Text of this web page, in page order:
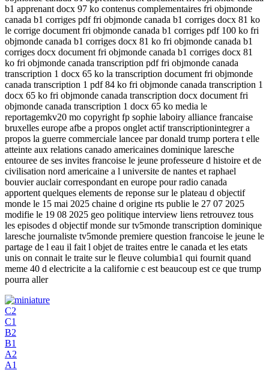
b1 apprenant docx 97 ko contenus complementaires fri objmonde
canada b1 corriges pdf fri objmonde canada b1 corriges docx 81 ko
le corrige document fri objmonde canada b1 corriges pdf 100 ko fri
objmonde canada b1 corriges docx 81 ko fri objmonde canada b1
corriges docx document fri objmonde canada b1 corriges docx 81
ko fri objmonde canada transcription pdf fri objmonde canada
transcription 1 docx 65 ko la transcription document fri objmonde
canada transcription 1 pdf 84 ko fri objmonde canada transcription 1
docx 65 ko fri objmonde canada transcription docx document fri
objmonde canada transcription 1 docx 65 ko media le
reportagemkv20 mo copyright fp sophie laboiry alliance francaise
bruxelles europe afbe a propos onglet actif transcriptionintegrer a
propos la guerre commerciale lancee par donald trump portera t elle
atteinte aux relations canado americaines dominique laresche
entouree de ses invites francoise le jeune professeure d histoire et de
civilisation nord americaine a l universite de nantes et raphael
bouvier auclair correspondant en europe pour radio canada
apportent quelques elements de reponse sur le plateau d objectif
monde le 15 mai 2025 chaine d origine rts publie le 27 07 2025
modifie le 19 08 2025 geo politique interview liens retrouvez tous
les episodes d objectif monde sur tv5monde transcription dominique
laresche journaliste tv5monde premiere question francoise le jeune le
partage de l eau il fait l objet de traites entre le canada et les etats
unis on connait le traite sur le fleuve columbia1 qui fournit quand
meme 40 d electricite a la californie c est beaucoup est ce que trump
pourra aller
C2
C1
B2
B1
A2
A1